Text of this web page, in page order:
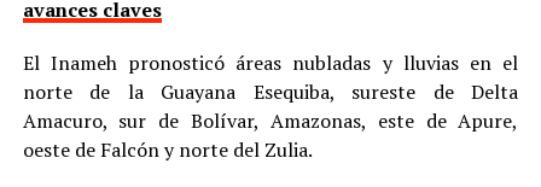
avances claves
El Inameh pronosticó áreas nubladas y lluvias en el
norte de la Guayana Esequiba, sureste de Delta
Amacuro, sur de Bolívar, Amazonas, este de Apure,
oeste de Falcón y norte del Zulia.